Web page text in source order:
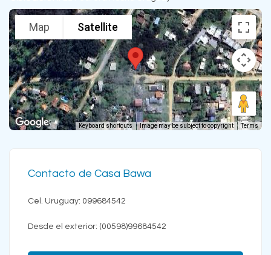
Map Satellite
Keyboard shortcuts Image may be subject to copyright Terms
Contacto de Casa Bawa
Cel. Uruguay: 099684542
Desde el exterior: (00598)99684542